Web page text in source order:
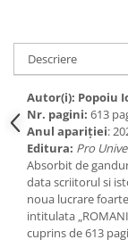
Noutăți
Cărți
Reviste
Reviste
Capital
Evenimentul
Evenimentul
electronice
Descriere
Autor(i): Popoiu
Nr. pagini: 613
Anul apariţiei:
Editura: Pro
Absorbit de
data scriitorul si
noua lucrare
intitulata
cuprins de 613